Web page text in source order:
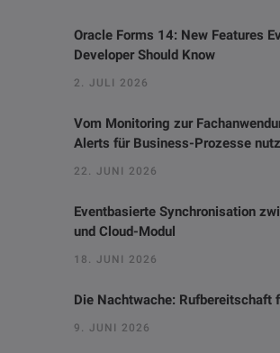
Oracle Forms 14: New Features
Developer Should Know
2. JULI 2026
Vom Monitoring zur
Alerts für Business-Prozesse
22. JUNI 2026
Eventbasierte Synchronisation
und Cloud-Modul
18. JUNI 2026
Die Nachtwache: Rufbereitschaft
9. JUNI 2026